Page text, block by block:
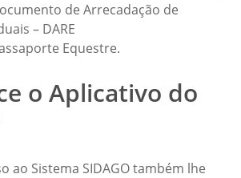
de Arrecadação de
– DARE
Equestre.
o Aplicativo do
ao Sistema SIDAGO também lhe